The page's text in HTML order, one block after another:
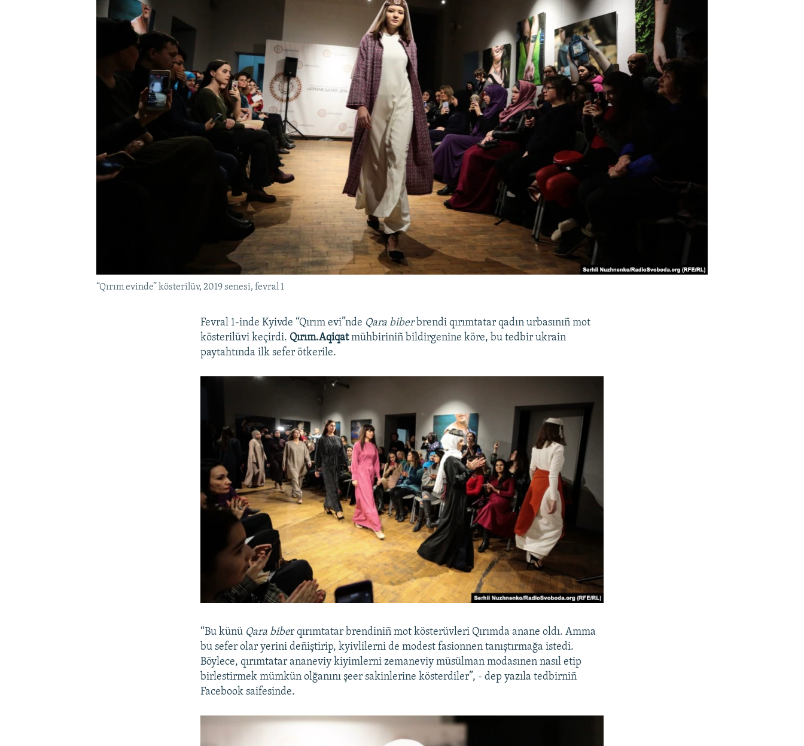
“Qırım evinde” kösterilüv, 2019 senesi, fevral 1
Fevral 1-inde Kyivde “Qırım evi”nde Qara biberbrendi qırımtatar qadın urbasınıñ mot
kösterilüvi keçirdi. Qırım.Aqiqatmühbiriniñ bildirgenine köre, bu tedbir ukrain
paytahtında ilk sefer ötkerile.
“Bu künü Qara biber qırımtatar brendiniñ mot kösterüvleri Qırımda anane oldı. Amma
bu sefer olar yerini deñiştirip, kyivlilerni de modest fasionnen tanıştırmağa istedi.
Böylece, qırımtatar ananeviy kiyimlerni zemaneviy müsülman modasınen nasıl etip
birlestirmek mümkün olğanını şeer sakinlerine kösterdiler”, - dep yazıla tedbirniñ
Facebook saifesinde.